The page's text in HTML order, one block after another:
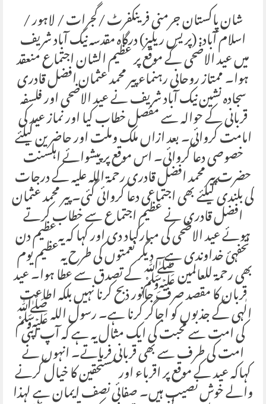
شان پاکستان جرمنی فرینکفرٹ /گجرات / لاہور /
اسلام آباد: (پریس ریلیز) درگاہ مقدسہ نیک آباد شریف
میں عید الاضحی کے موقع پر عظیم الشان اجتماع منعقد
ہوا۔ ممتاز روحانی رہنماء پیر محمد عثمان افضل قادری
سجادہ نشین نیک آباد شریف نے عید الاضحی اور فلسفہ
قربانی کے حوالہ سے مفصل خطاب کیا اور نماز عید کی
امامت کروائی۔ بعد ازاں ملک وملت اور حاضرین کیلئے
خصوصی دعا کروائی۔ اس موقع پر پیشوائے اہلسنت
حضرت پیر محمد افضل قادری رحمۃ اللہ علیہ کے درجات
کی بلندی کیلئے بھی اجتماعی دعا کروائی گئی۔ پیر محمد عثمان
افضل قادری نے عظیم اجتماع سے خطاب کرتے
ہوئے عید الاضحی کی مبارکباد دی اور کہا کہ یہ عظیم دن
تحفہئ خداوندی ہے۔ دیگر نعمتوں کی طرح یہ عظیم یوم
بھی رحمۃ للعالمین ﷺکے تصدق سے عطا ہوا۔ عید
قربان کا مقصد صرف جانور ذبح کرنا نہیں بلکہ اطاعت
الٰہی کے جذبوں کو اجاگر کرنا ہے۔ رسول اللہ ﷺ
کی امت سے محبت کی ایک مثال یہ ہے کہ آپ اپنی
امت کی طرف سے بھی قربانی فرماتے۔ انہوں نے
کہاکہ عید کے موقع پر اقرباء اور مستحقین کا خیال کرنے
والے خوش نصیب ہیں۔ صفائی نصف ایمان ہے لہذا